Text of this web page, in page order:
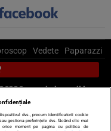
Vedete Paparazzi
sau trimite mail la
Politică
dvs., precum identificatorii cookie
gestiona preferințele dvs. făcând clic mai
moment pe pagina cu politica de